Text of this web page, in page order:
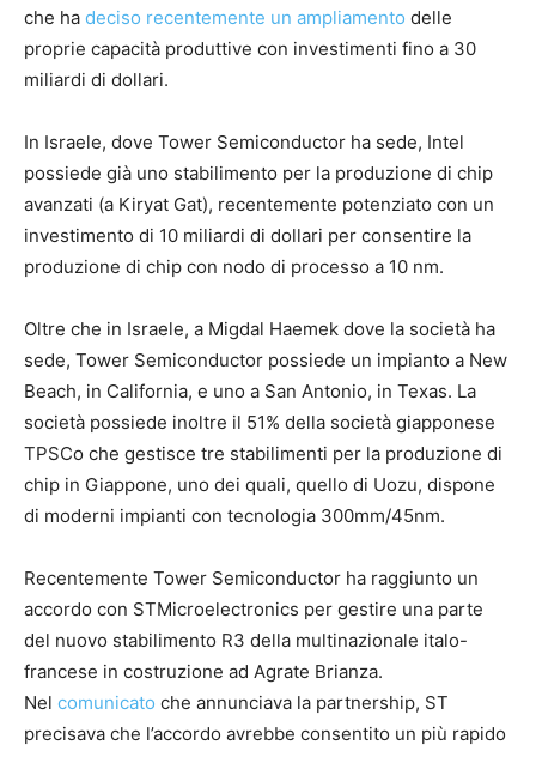
che ha deciso recentemente un ampliamento delle
proprie capacità produttive con investimenti fino a 30
miliardi di dollari.
In Israele, dove Tower Semiconductor ha sede, Intel
possiede già uno stabilimento per la produzione di chip
avanzati (a Kiryat Gat), recentemente potenziato con un
investimento di 10 miliardi di dollari per consentire la
produzione di chip con nodo di processo a 10 nm.
Oltre che in Israele, a Migdal Haemek dove la società ha
sede, Tower Semiconductor possiede un impianto a New
Beach, in California, e uno a San Antonio, in Texas. La
società possiede inoltre il 51% della società giapponese
TPSCo che gestisce tre stabilimenti per la produzione di
chip in Giappone, uno dei quali, quello di Uozu, dispone
di moderni impianti con tecnologia 300mm/45nm.
Recentemente Tower Semiconductor ha raggiunto un
accordo con STMicroelectronics per gestire una parte
del nuovo stabilimento R3 della multinazionale italo-
francese in costruzione ad Agrate Brianza.
Nel comunicato che annunciava la partnership, ST
precisava che l’accordo avrebbe consentito un più rapido